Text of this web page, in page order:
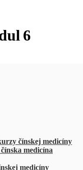
6
čínskej medicíny
medicína
medicíny